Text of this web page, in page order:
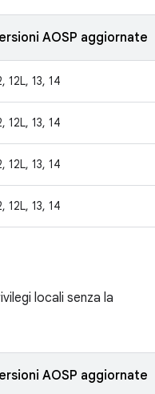
AOSP aggiornate
12L, 13, 14
12L, 13, 14
12L, 13, 14
12L, 13, 14
locali senza la
AOSP aggiornate